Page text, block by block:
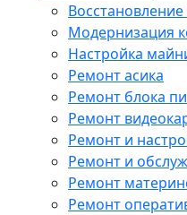
Модернизация
Настройка
Ремонт асика
Ремонт блока
Ремонт
Ремонт и
Ремонт и
Ремонт
Ремонт